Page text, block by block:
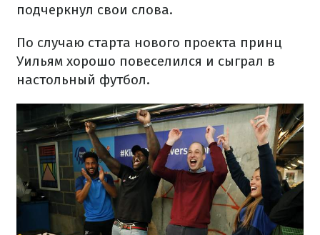
подчеркнул свои слова.
По случаю старта нового проекта принц
Уильям хорошо повеселился и сыграл в
настольный футбол.